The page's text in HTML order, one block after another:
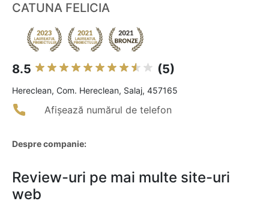
CATUNA FELICIA
8.5 (5)
Hereclean, Com. Hereclean, Salaj, 457165
Afișează numărul de telefon
Despre companie:
Review-uri pe mai multe site-uri
web